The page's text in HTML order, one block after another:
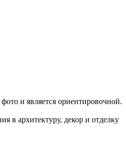
и является ориентировочной.
в архитектуру, декор и отделку